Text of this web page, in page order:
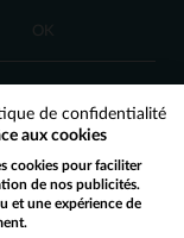
OK
English site?
de confidentialité
aux cookies
cookies pour faciliter
de nos publicités.
et une expérience de